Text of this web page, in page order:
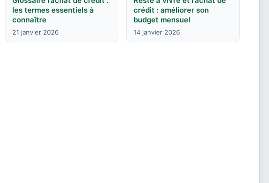
les termes essentiels à
connaître
21 janvier 2026
crédit : améliorer son
budget mensuel
14 janvier 2026